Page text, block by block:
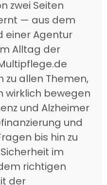
zwei Seiten
— aus dem
einer Agentur
Alltag der
zu allen Themen,
wirklich bewegen
und Alzheimer
und
bis hin zu
im
richtigen
der